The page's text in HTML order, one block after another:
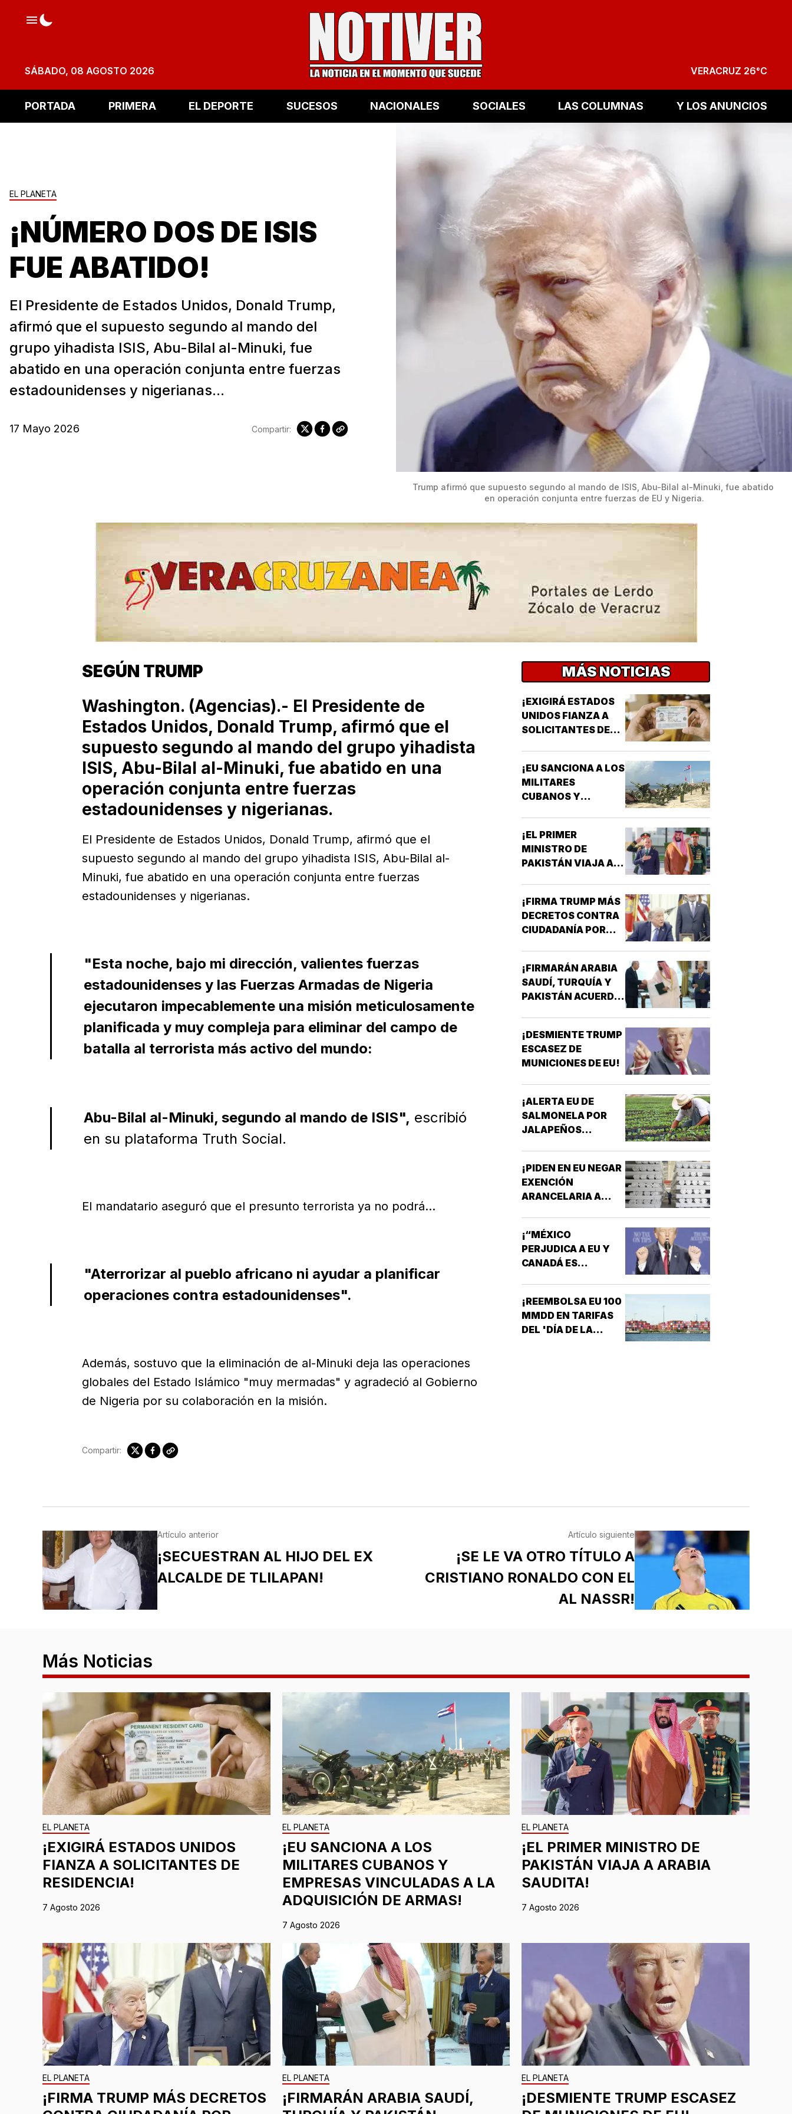
SÁBADO, 08 AGOSTO 2026 VERACRUZ 26°C
PORTADA PRIMERA EL DEPORTE SUCESOS NACIONALES SOCIALES LAS COLUMNAS Y LOS ANUNCIOS
EL PLANETA
¡NÚMERO DOS DE ISIS
FUE ABATIDO!
El Presidente de Estados Unidos, Donald Trump,
afirmó que el supuesto segundo al mando del
grupo yihadista ISIS, Abu-Bilal al-Minuki, fue
abatido en una operación conjunta entre fuerzas
estadounidenses y nigerianas...
17 Mayo 2026 Compartir:
Trump afirmó que supuesto segundo al mando de ISIS, Abu-Bilal al-Minuki, fue abatido
en operación conjunta entre fuerzas de EU y Nigeria.
SEGÚN TRUMP
Washington. (Agencias).- El Presidente de
Estados Unidos, Donald Trump, afirmó que el
supuesto segundo al mando del grupo yihadista
ISIS, Abu-Bilal al-Minuki, fue abatido en una
operación conjunta entre fuerzas
estadounidenses y nigerianas.
El Presidente de Estados Unidos, Donald Trump, afirmó que el
supuesto segundo al mando del grupo yihadista ISIS, Abu-Bilal al-
Minuki, fue abatido en una operación conjunta entre fuerzas
estadounidenses y nigerianas.
"Esta noche, bajo mi dirección, valientes fuerzas
estadounidenses y las Fuerzas Armadas de Nigeria
ejecutaron impecablemente una misión meticulosamente
planificada y muy compleja para eliminar del campo de
batalla al terrorista más activo del mundo:
Abu-Bilal al-Minuki, segundo al mando de ISIS", escribió
en su plataforma Truth Social.
El mandatario aseguró que el presunto terrorista ya no podrá...
"Aterrorizar al pueblo africano ni ayudar a planificar
operaciones contra estadounidenses".
Además, sostuvo que la eliminación de al-Minuki deja las operaciones
globales del Estado Islámico "muy mermadas" y agradeció al Gobierno
de Nigeria por su colaboración en la misión.
Compartir:
MÁS NOTICIAS
¡EXIGIRÁ ESTADOS
UNIDOS FIANZA A
SOLICITANTES DE
¡EU SANCIONA A LOS
MILITARES
CUBANOS Y
ADQUISICIÓN DE
ARMAS!
¡EL PRIMER
MINISTRO DE
PAKISTÁN VIAJA A
¡FIRMA TRUMP MÁS
DECRETOS CONTRA
CIUDADANÍA POR
¡FIRMARÁN ARABIA
SAUDÍ, TURQUÍA Y
PAKISTÁN ACUERDO
¡DESMIENTE TRUMP
ESCASEZ DE
MUNICIONES DE EU!
¡ALERTA EU DE
SALMONELA POR
JALAPEÑOS
¡PIDEN EN EU NEGAR
EXENCIÓN
ARANCELARIA A
¡“MÉXICO
PERJUDICA A EU Y
CANADÁ ES
¡REEMBOLSA EU 100
MMDD EN TARIFAS
DEL 'DÍA DE LA
Artículo anterior
¡SECUESTRAN AL HIJO DEL EX
ALCALDE DE TLILAPAN!
Artículo siguiente
¡SE LE VA OTRO TÍTULO A
CRISTIANO RONALDO CON EL
AL NASSR!
Más Noticias
EL PLANETA
¡EXIGIRÁ ESTADOS UNIDOS
FIANZA A SOLICITANTES DE
RESIDENCIA!
7 Agosto 2026
EL PLANETA
¡EU SANCIONA A LOS
MILITARES CUBANOS Y
EMPRESAS VINCULADAS A LA
ADQUISICIÓN DE ARMAS!
7 Agosto 2026
EL PLANETA
¡EL PRIMER MINISTRO DE
PAKISTÁN VIAJA A ARABIA
SAUDITA!
7 Agosto 2026
EL PLANETA
¡FIRMA TRUMP MÁS DECRETOS
EL PLANETA
¡FIRMARÁN ARABIA SAUDÍ,
EL PLANETA
¡DESMIENTE TRUMP ESCASEZ